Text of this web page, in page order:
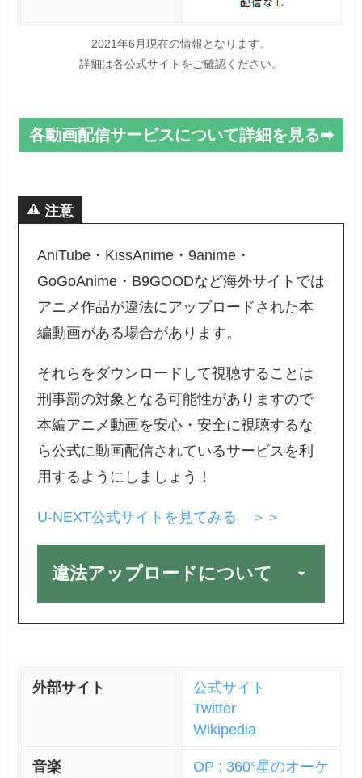
2021年6月現在の情報となります。
詳細は各公式サイトをご確認ください。
各動画配信サービスについて詳細を見る➡
注意
AniTube・KissAnime・9anime・
GoGoAnime・B9GOODなど海外サイトでは
アニメ作品が違法にアップロードされた本
編動画がある場合があります。
それらをダウンロードして視聴することは
刑事罰の対象となる可能性がありますので
本編アニメ動画を安心・安全に視聴するな
ら公式に動画配信されているサービスを利
用するようにしましょう！
U-NEXT公式サイトを見てみる ＞＞
違法アップロードについて
外部サイト
公式サイト
Twitter
Wikipedia
音楽 OP : 360°星のオーケ